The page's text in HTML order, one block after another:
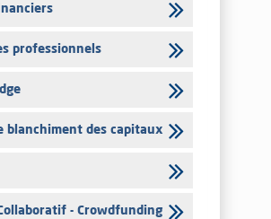
mensuels du marché des
2026
internet les publications réalisées
31 juillet 2026
– L’AMMC vise le prospectus
de capital réservée aux
professionnels
blanchiment des capitaux
- Crowdfunding